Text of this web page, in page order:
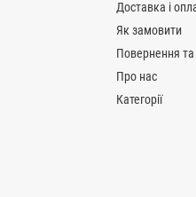
Доставка і
Як замовити
Повернення та
Про нас
Категорії